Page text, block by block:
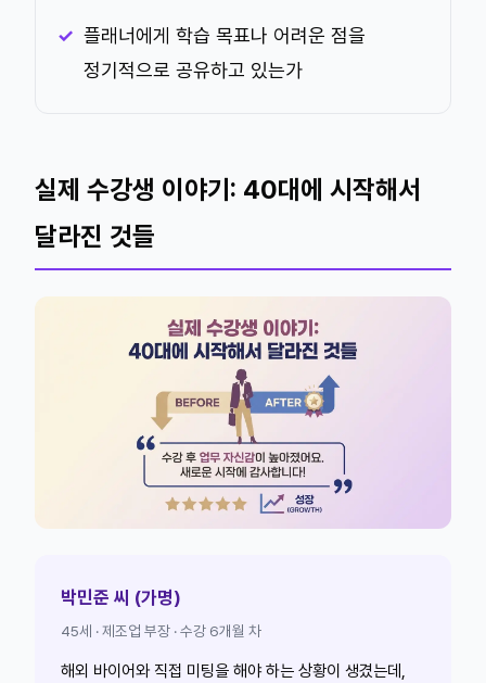
플래너에게 학습 목표나 어려운 점을
정기적으로 공유하고 있는가
실제 수강생 이야기: 40대에 시작해서
달라진 것들
박민준 씨 (가명)
45세 · 제조업 부장 · 수강 6개월 차
해외 바이어와 직접 미팅을 해야 하는 상황이 생겼는데,